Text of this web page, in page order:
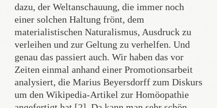
dazu, der Weltanschauung, die immer noch
einer solchen Haltung frönt, dem
materialistischen Naturalismus, Ausdruck zu
verleihen und zur Geltung zu verhelfen. Und
genau das passiert auch. Wir haben das vor
Zeiten einmal anhand einer Promotionsarbeit
analysiert, die Marius Beyersdorff zum Diskurs
um den Wikipedia-Artikel zur Homöopathie